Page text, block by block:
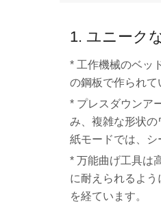
1. ユニーク
* 工作機械のベッ
の鋼板で作られて
* プレスダウンア
み、複雑な形状
紙モードでは、シ
* 万能曲げ工具は
に耐えられるよ
を経ています。